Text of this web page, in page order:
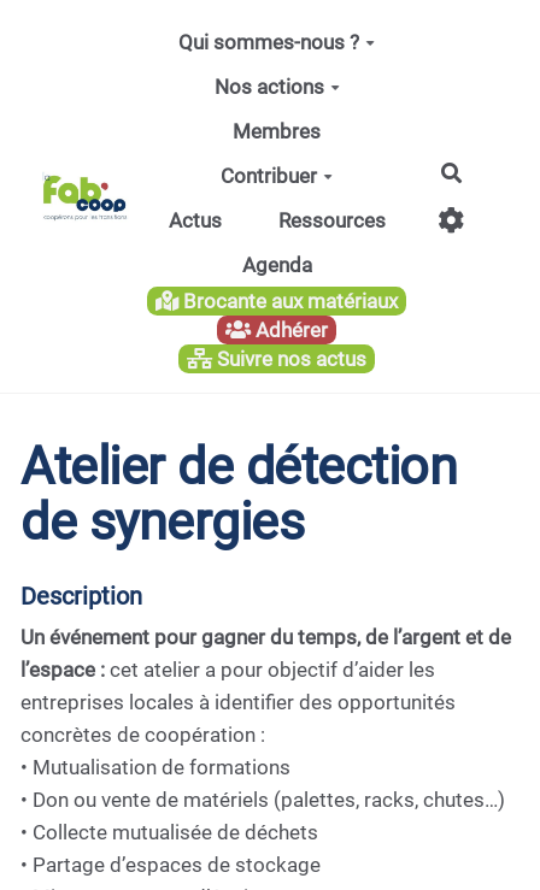
Aller au contenu principal
Qui sommes-nous ?
Nos actions
Membres
Contribuer
Actus
Ressources
Agenda
Brocante aux matériaux
Adhérer
Suivre nos actus
Atelier de détection
de synergies
Description
Un événement pour gagner du temps, de l’argent et de
l’espace : cet atelier a pour objectif d’aider les
entreprises locales à identifier des opportunités
concrètes de coopération :
• Mutualisation de formations
• Don ou vente de matériels (palettes, racks, chutes…)
• Collecte mutualisée de déchets
• Partage d’espaces de stockage